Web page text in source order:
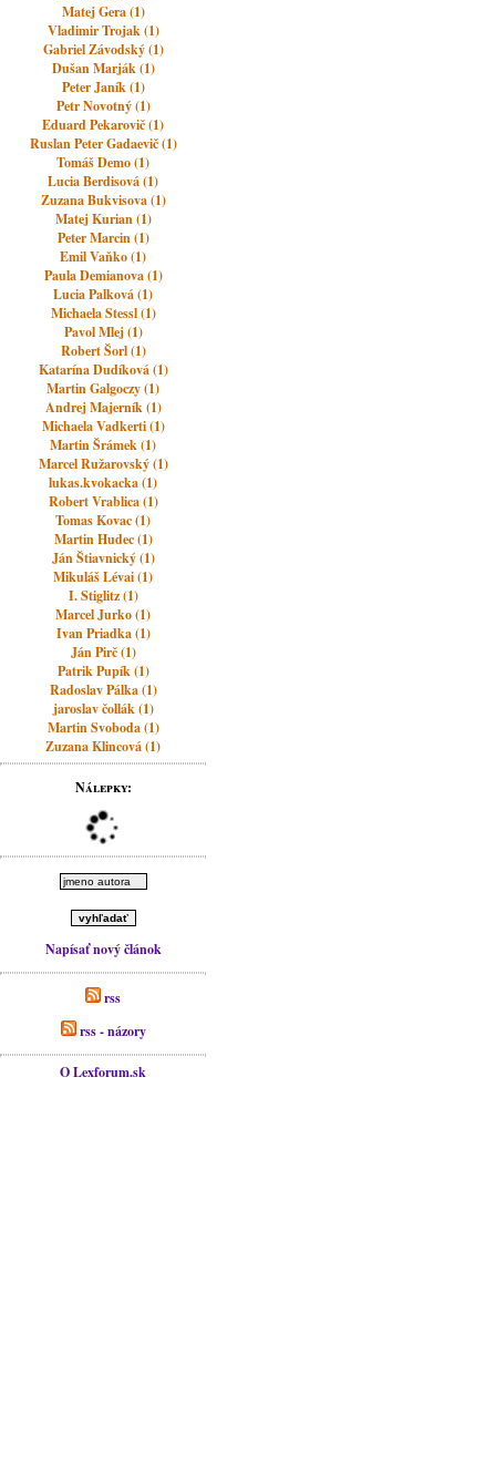
Matej Gera (1)
Vladimir Trojak (1)
Gabriel Závodský (1)
Dušan Marják (1)
Peter Janík (1)
Petr Novotný (1)
Eduard Pekarovič (1)
Ruslan Peter Gadaevič (1)
Tomáš Demo (1)
Lucia Berdisová (1)
Zuzana Bukvisova (1)
Matej Kurian (1)
Peter Marcin (1)
Emil Vaňko (1)
Paula Demianova (1)
Lucia Palková (1)
Michaela Stessl (1)
Pavol Mlej (1)
Robert Šorl (1)
Katarína Dudíková (1)
Martin Galgoczy (1)
Andrej Majerník (1)
Michaela Vadkerti (1)
Martin Šrámek (1)
Marcel Ružarovský (1)
lukas.kvokacka (1)
Robert Vrablica (1)
Tomas Kovac (1)
Martin Hudec (1)
Ján Štiavnický (1)
Mikuláš Lévai (1)
I. Stiglitz (1)
Marcel Jurko (1)
Ivan Priadka (1)
Ján Pirč (1)
Patrik Pupík (1)
Radoslav Pálka (1)
jaroslav čollák (1)
Martin Svoboda (1)
Zuzana Klincová (1)
Nálepky:
Napísať nový článok
rss
rss - názory
O Lexforum.sk